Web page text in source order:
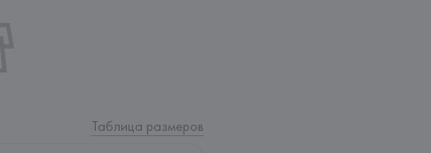
Таблица размеров